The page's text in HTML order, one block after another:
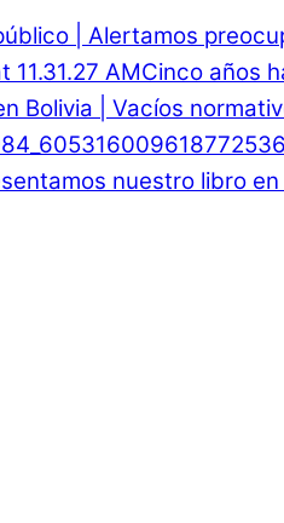
| Alertamos
Cinco años
Bolivia | Vacíos
nuestro libro